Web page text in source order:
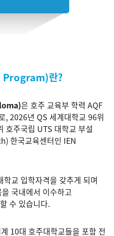
Program)란?
은 호주 교육부 학력 AQF
, 2026년 QS 세계대학교 96위
주국립 UTS 대학교 부설
한국교육센터인 IEN
교 입학자격을 갖추게 되며
국내에서 이수하고
수 있습니다.
10대 호주대학교들을 포함 전